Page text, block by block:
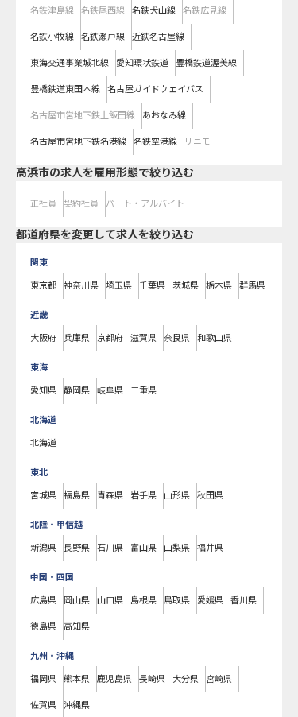
名鉄津島線 名鉄尾西線 名鉄犬山線 名鉄広見線
名鉄小牧線 名鉄瀬戸線 近鉄名古屋線
東海交通事業城北線 愛知環状鉄道 豊橋鉄道渥美線
豊橋鉄道東田本線 名古屋ガイドウェイバス
名古屋市営地下鉄上飯田線 あおなみ線
名古屋市営地下鉄名港線 名鉄空港線 リニモ
高浜市の求人を雇用形態で絞り込む
正社員 契約社員 パート・アルバイト
都道府県を変更して求人を絞り込む
関東
東京都 神奈川県 埼玉県 千葉県 茨城県 栃木県 群馬県
近畿
大阪府 兵庫県 京都府 滋賀県 奈良県 和歌山県
東海
愛知県 静岡県 岐阜県 三重県
北海道
北海道
東北
宮城県 福島県 青森県 岩手県 山形県 秋田県
北陸・甲信越
新潟県 長野県 石川県 富山県 山梨県 福井県
中国・四国
広島県 岡山県 山口県 島根県 鳥取県 愛媛県 香川県
徳島県 高知県
九州・沖縄
福岡県 熊本県 鹿児島県 長崎県 大分県 宮崎県
佐賀県 沖縄県